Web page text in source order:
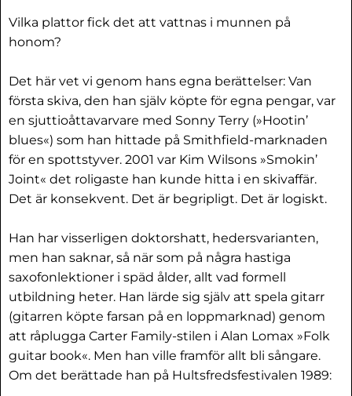
Vilka plattor fick det att vattnas i munnen på
honom?
Det här vet vi genom hans egna berättelser: Van
första skiva, den han själv köpte för egna pengar, var
en sjuttioåttavarvare med Sonny Terry (»Hootin’
blues«) som han hittade på Smithfield-marknaden
för en spottstyver. 2001 var Kim Wilsons »Smokin’
Joint« det roligaste han kunde hitta i en skivaffär.
Det är konsekvent. Det är begripligt. Det är logiskt.
Han har visserligen doktorshatt, hedersvarianten,
men han saknar, så när som på några hastiga
saxofonlektioner i späd ålder, allt vad formell
utbildning heter. Han lärde sig själv att spela gitarr
(gitarren köpte farsan på en loppmarknad) genom
att råplugga Carter Family-stilen i Alan Lomax »Folk
guitar book«. Men han ville framför allt bli sångare.
Om det berättade han på Hultsfredsfestivalen 1989: